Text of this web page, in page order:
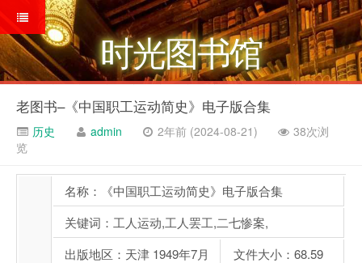
时光图书馆
老图书–《中国职工运动简史》电子版合集
历史 admin 2年前 (2024-08-21)
38次浏
览
名称：《中国职工运动简史》电子版合集
关键词：工人运动,工人罢工,二七惨案,
出版地区：天津 1949年7月
文件大小：68.59